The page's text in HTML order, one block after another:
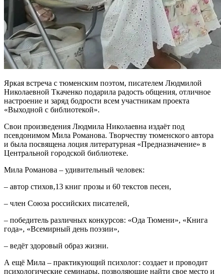
Яркая встреча с тюменским поэтом, писателем Людмилой
Николаевной Ткаченко подарила радость общения, отличное
настроение и заряд бодрости всем участникам проекта
«Выходной с библиотекой».
Свои произведения Людмила Николаевна издаёт под
псевдонимом Мила Романова. Творчеству тюменского автора
и была посвящена лоция литературная «Предназначение» в
Центральной городской библиотеке.
Мила Романова – удивительный человек:
– автор стихов,13 книг прозы и 60 текстов песен,
– член Союза российских писателей,
– победитель различных конкурсов: «Ода Тюмени», «Книга
года», «Всемирный день поэзии»,
– ведёт здоровый образ жизни.
А ещё Мила – практикующий психолог: создает и проводит
психологические семинары, позволяющие найти свое место и